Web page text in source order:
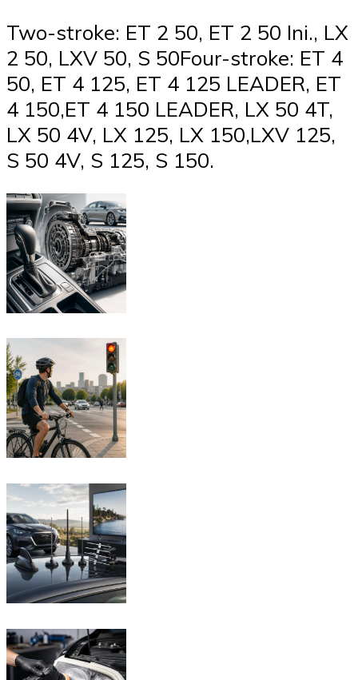
Two-stroke: ET 2 50, ET 2 50 Ini., LX
2 50, LXV 50, S 50Four-stroke: ET 4
50, ET 4 125, ET 4 125 LEADER, ET
4 150,ET 4 150 LEADER, LX 50 4T,
LX 50 4V, LX 125, LX 150,LXV 125,
S 50 4V, S 125, S 150.